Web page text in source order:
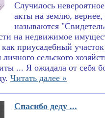
Случилось
акты на землю,
называются
на недвижимое
приусадебный
сельского
... Я ожидала от себя
Читать далее »
Спасибо деду ...